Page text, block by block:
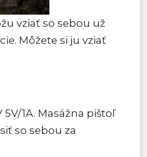
vziať so sebou už
Môžete si ju vziať
1A. Masážna pištoľ
so sebou za